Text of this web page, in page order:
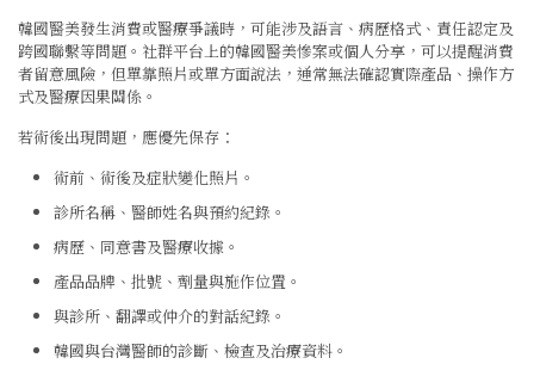
韓國醫美發生消費或醫療爭議時，可能涉及語言、病歷格式、責任認定及
跨國聯繫等問題。社群平台上的韓國醫美慘案或個人分享，可以提醒消費
者留意風險，但單靠照片或單方面說法，通常無法確認實際產品、操作方
式及醫療因果關係。
若術後出現問題，應優先保存：
術前、術後及症狀變化照片。
診所名稱、醫師姓名與預約紀錄。
病歷、同意書及醫療收據。
產品品牌、批號、劑量與施作位置。
與診所、翻譯或仲介的對話紀錄。
韓國與台灣醫師的診斷、檢查及治療資料。